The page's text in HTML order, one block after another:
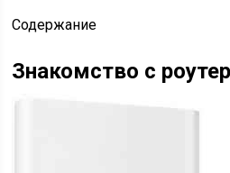
Содержание
Знакомство с